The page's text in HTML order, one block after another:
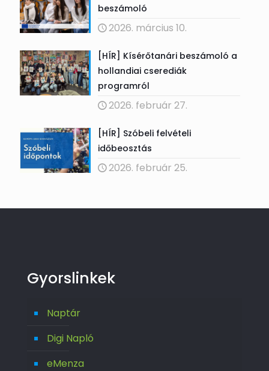
beszámoló
2026. március 10.
[HÍR] Kísérőtanári beszámoló a
hollandiai cserediák
programról
2026. február 27.
[HÍR] Szóbeli felvételi
időbeosztás
2026. február 25.
Gyorslinkek
Naptár
Digi Napló
eMenza